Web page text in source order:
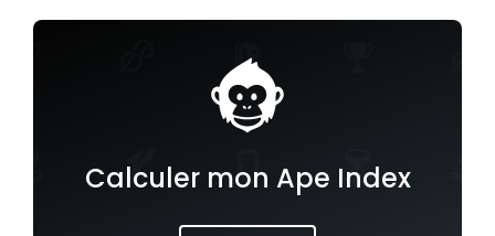
Calculer mon Ape Index